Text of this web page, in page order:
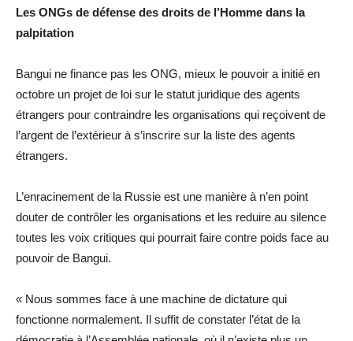
Les ONGs de défense des droits de l’Homme dans la
palpitation
Bangui ne finance pas les ONG, mieux le pouvoir a initié en
octobre un projet de loi sur le statut juridique des agents
étrangers pour contraindre les organisations qui reçoivent de
l’argent de l’extérieur à s’inscrire sur la liste des agents
étrangers.
L’enracinement de la Russie est une manière à n’en point
douter de contrôler les organisations et les reduire au silence
toutes les voix critiques qui pourrait faire contre poids face au
pouvoir de Bangui.
« Nous sommes face à une machine de dictature qui
fonctionne normalement. Il suffit de constater l’état de la